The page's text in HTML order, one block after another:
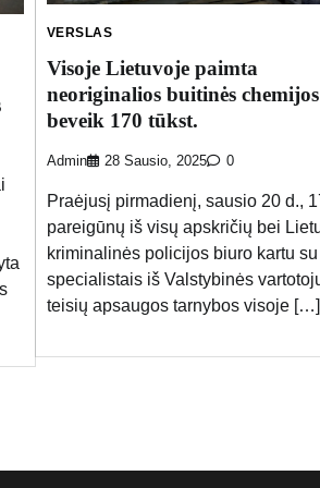
VERSLAS
Visoje Lietuvoje paimta
neoriginalios buitinės
beveik 170 tūkst.
Admin 28 Sausio, 2025 0
Praėjusį pirmadienį, sausio 20 d.,
pareigūnų iš visų apskričių bei
kriminalinės policijos biuro kartu su
specialistais iš Valstybinės
teisių apsaugos tarnybos visoje […]